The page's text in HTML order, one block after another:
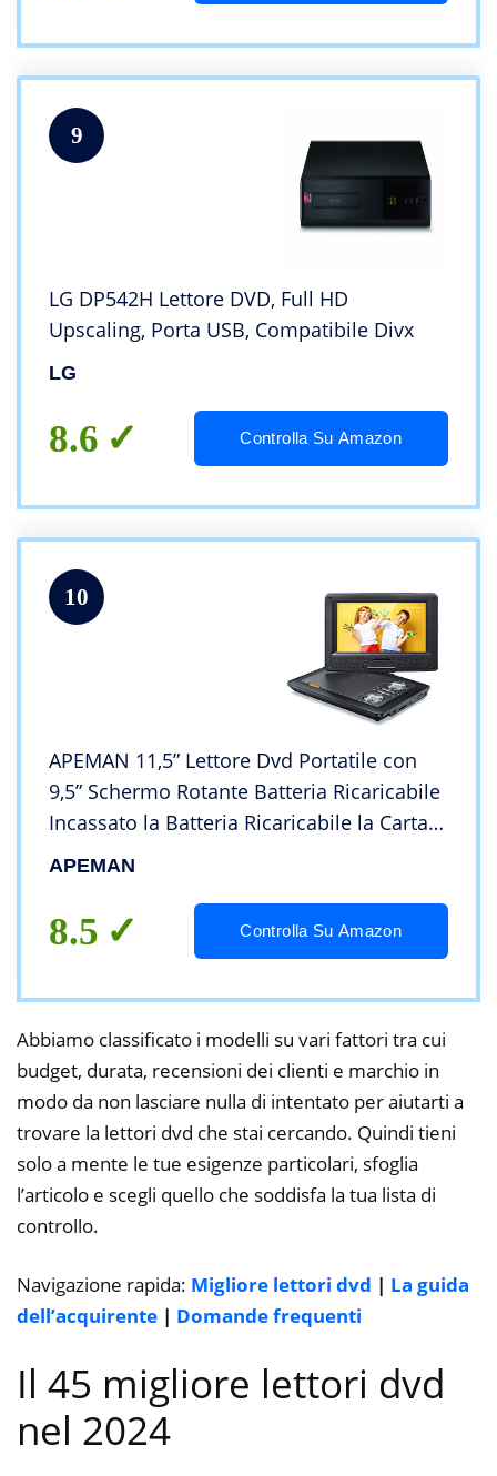
9
LG DP542H Lettore DVD, Full HD
Upscaling, Porta USB, Compatibile Divx
LG
8.6 Controlla Su Amazon
10
APEMAN 11,5” Lettore Dvd Portatile con
9,5” Schermo Rotante Batteria Ricaricabile
Incassato la Batteria Ricaricabile la Carta
di SD e USB Formato di Trasmissione
APEMAN
8.5 Controlla Su Amazon
Abbiamo classificato i modelli su vari fattori tra cui
budget, durata, recensioni dei clienti e marchio in
modo da non lasciare nulla di intentato per aiutarti a
trovare la lettori dvd che stai cercando. Quindi tieni
solo a mente le tue esigenze particolari, sfoglia
l’articolo e scegli quello che soddisfa la tua lista di
controllo.
Navigazione rapida: Migliore lettori dvd | La guida
dell’acquirente | Domande frequenti
Il 45 migliore lettori dvd
nel 2024